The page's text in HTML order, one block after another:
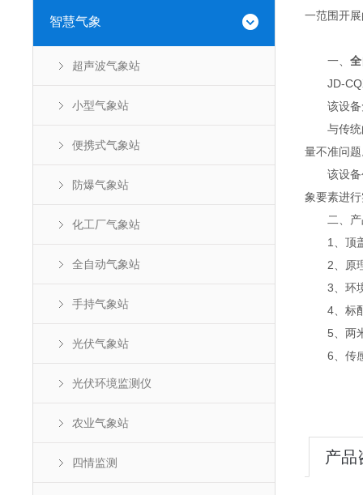
智慧气象
超声波气象站
小型气象站
便携式气象站
防爆气象站
化工厂气象站
全自动气象站
手持气象站
光伏气象站
光伏环境监测仪
农业气象站
四情监测
一范围开
一、
JD-
该设备免
与传统的
量不准问
该设备创
象要素进
二、产
1、顶盖
2、原理
3、环境
4、标配
5、两米
6、传感
产品